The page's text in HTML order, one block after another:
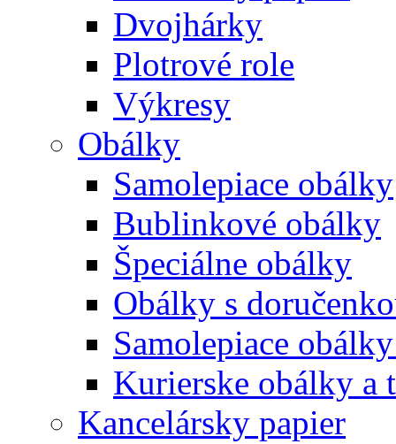
Dvojhárky
Plotrové role
Výkresy
Obálky
Samolepiace obálky
Bublinkové obálky
Špeciálne obálky
Obálky s
Samolepiace
Kurierske obálky a
Kancelársky papier